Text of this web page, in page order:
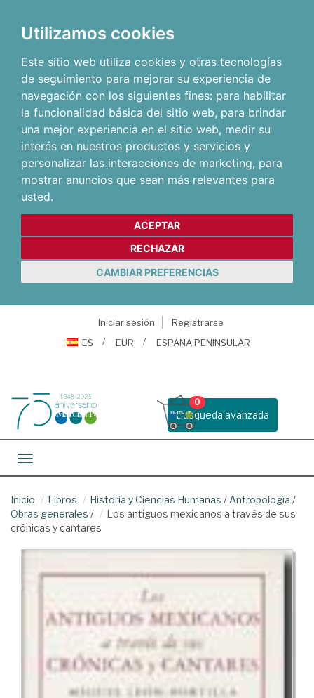
Utilizamos cookies
Este sitio web utiliza cookies y otras tecnologías
de seguimiento para mejorar su experiencia de
navegación con los siguientes fines: para habilitar
la funcionalidad básica del sitio web, para brindar
una mejor experiencia en el sitio web, medir su
interés en nuestros productos y servicios y
personalizar las interacciones de marketing, para
mostrar anuncios que sean más relevantes para
usted.
ACEPTAR
RECHAZAR
CAMBIAR PREFERENCIAS
Iniciar sesión
Registrarse
ES
EUR ESPAÑA PENINSULAR
Busqueda avanzada
0
Toggle navigation
Inicio Libros Historia y Ciencias Humanas / Antropología /
Obras generales /
Los antiguos mexicanos a través de sus
crónicas y cantares